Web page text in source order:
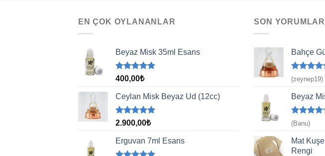
EN ÇOK OYLANANLAR
Beyaz Misk 35ml Esans
5 üzerinden
aldı
400,00₺
Ceylan Misk Beyaz Ud (12cc)
5 üzerinden
aldı
2.900,00₺
Erguvan 7ml Esans
SON YORUMLAR
Bahçe
5
5
oy aldı
(zeynep19)
Beyaz
5
üzerinden
4 oy aldı
(Banu)
Mat
Rengi